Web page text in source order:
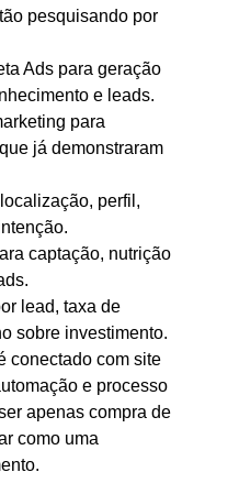
pesquisando por
Ads para geração
e leads.
para
já demonstraram
perfil,
captação, nutrição
lead, taxa de
sobre investimento.
conectado com site
e processo
apenas compra de
como uma